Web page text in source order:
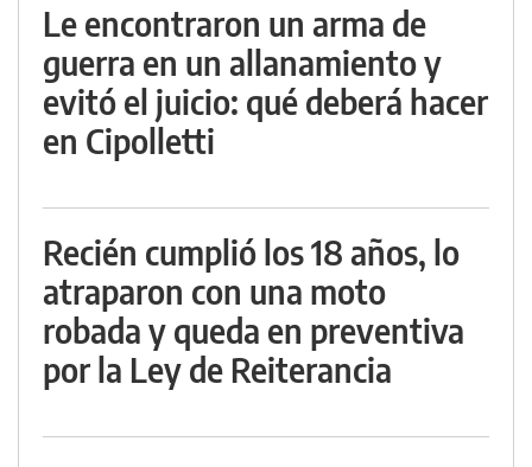
Le encontraron un arma de
guerra en un allanamiento y
evitó el juicio: qué deberá hacer
en Cipolletti
Recién cumplió los 18 años, lo
atraparon con una moto
robada y queda en preventiva
por la Ley de Reiterancia